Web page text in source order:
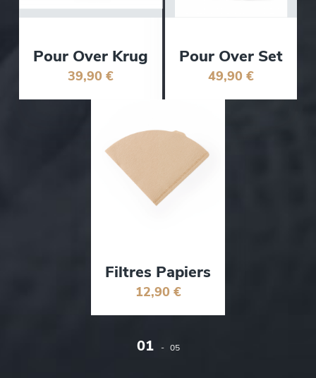
Pour Over Krug
39,90 €
Pour Over Set
49,90 €
Filtres Papiers
12,90 €
01 - 05